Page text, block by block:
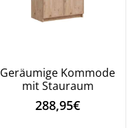
Geräumige Kommode
mit Stauraum
288,95€